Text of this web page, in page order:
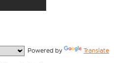
Powered by Translate